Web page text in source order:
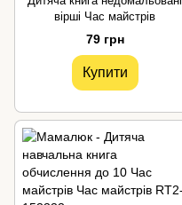
вірші Час майстрів
79 грн
Купити